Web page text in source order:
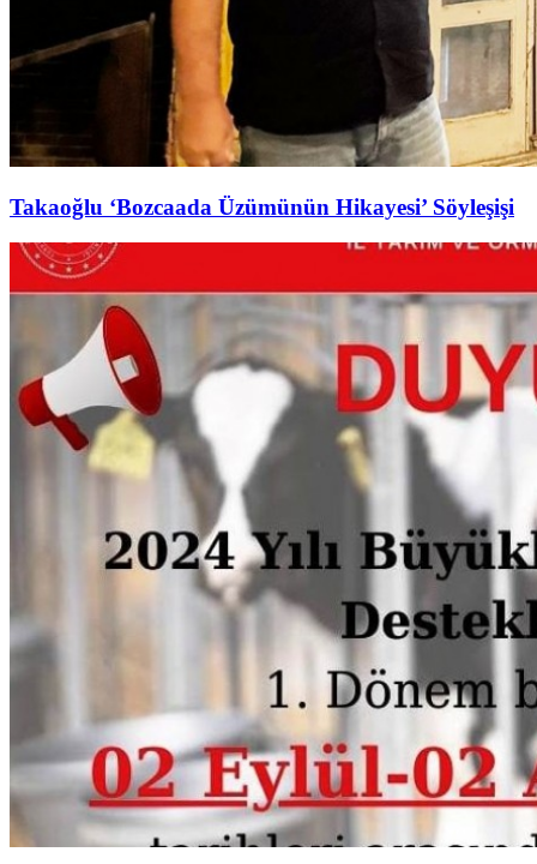
Takaoğlu ‘Bozcaada Üzümünün Hikayesi’ Söyleşişi